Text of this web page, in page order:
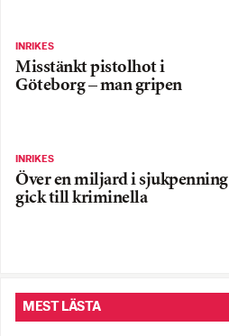
INRIKES
Misstänkt pistolhot i
Göteborg – man gripen
INRIKES
Över en miljard i sjukpenning
gick till kriminella
MEST LÄSTA